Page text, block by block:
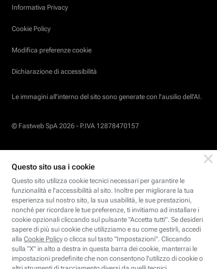
Informativa Privacy
Cookie Policy
Modifica preferenze cookie
Dichiarazione di accessibilità
Le immagini all’interno del sito sono generate con l'ausilio dell'AI.
© Fastweb SpA 2026 - P.IVA 12878470157